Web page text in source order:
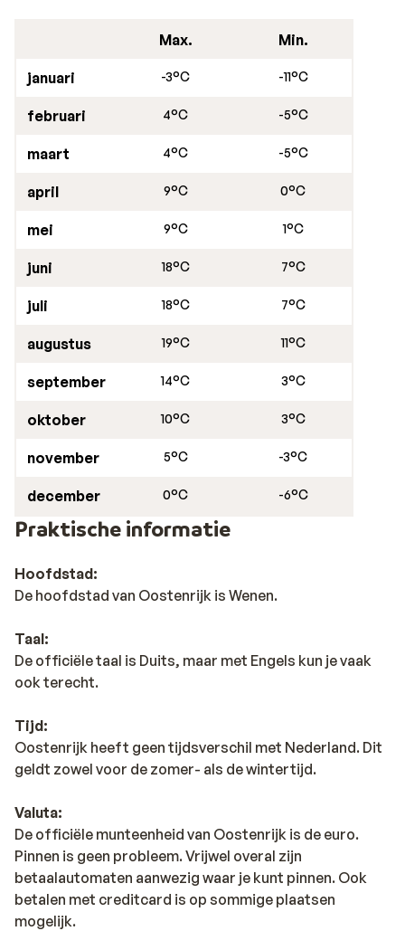
Max. Min.
januari -3°C -11°C
februari 4°C -5°C
maart 4°C -5°C
april 9°C 0°C
mei 9°C 1°C
juni 18°C 7°C
juli 18°C 7°C
augustus 19°C 11°C
september 14°C 3°C
oktober 10°C 3°C
november 5°C -3°C
december 0°C -6°C
Praktische informatie
Hoofdstad:
De hoofdstad van Oostenrijk is Wenen.
Taal:
De officiële taal is Duits, maar met Engels kun je vaak
ook terecht.
Tijd:
Oostenrijk heeft geen tijdsverschil met Nederland. Dit
geldt zowel voor de zomer- als de wintertijd.
Valuta:
De officiële munteenheid van Oostenrijk is de euro.
Pinnen is geen probleem. Vrijwel overal zijn
betaalautomaten aanwezig waar je kunt pinnen. Ook
betalen met creditcard is op sommige plaatsen
mogelijk.